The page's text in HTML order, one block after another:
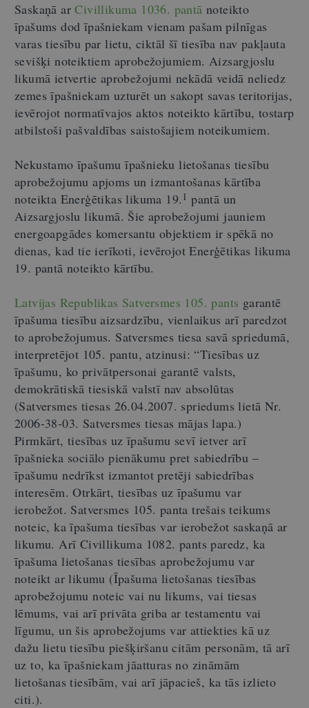
Saskaņā arCivillikuma 1036. pantā noteikto
īpašums dod īpašniekam vienam pašam pilnīgas
varas tiesību par lietu, ciktāl šī tiesība nav pakļauta
sevišķi noteiktiem aprobežojumiem. Aizsargjoslu
likumā ietvertie aprobežojumi nekādā veidā neliedz
zemes īpašniekam uzturēt un sakopt savas teritorijas,
ievērojot normatīvajos aktos noteikto kārtību, tostarp
atbilstoši pašvaldības saistošajiem noteikumiem.
Nekustamo īpašumu īpašnieku lietošanas tiesību
aprobežojumu apjoms un izmantošanas kārtība
noteikta Enerģētikas likuma 19. 1pantā un
Aizsargjoslu likumā. Šie aprobežojumi jauniem
energoapgādes komersantu objektiem ir spēkā no
dienas, kad tie ierīkoti, ievērojot Enerģētikas likuma
19. pantā noteikto kārtību.
Latvijas Republikas Satversmes 105. pants garantē
īpašuma tiesību aizsardzību, vienlaikus arī paredzot
to aprobežojumus. Satversmes tiesa savā spriedumā,
interpretējot 105. pantu, atzinusi: “Tiesības uz
īpašumu, ko privātpersonai garantē valsts,
demokrātiskā tiesiskā valstī nav absolūtas
(Satversmes tiesas 26.04.2007. spriedums lietā Nr.
2006-38-03. Satversmes tiesas mājas lapa.)
Pirmkārt, tiesības uz īpašumu sevī ietver arī
īpašnieka sociālo pienākumu pret sabiedrību –
īpašumu nedrīkst izmantot pretēji sabiedrības
interesēm. Otrkārt, tiesības uz īpašumu var
ierobežot. Satversmes 105. panta trešais teikums
noteic, ka īpašuma tiesības var ierobežot saskaņā ar
likumu. Arī Civillikuma 1082. pants paredz, ka
īpašuma lietošanas tiesības aprobežojumu var
noteikt ar likumu (Īpašuma lietošanas tiesības
aprobežojumu noteic vai nu likums, vai tiesas
lēmums, vai arī privāta griba ar testamentu vai
līgumu, un šis aprobežojums var attiekties kā uz
dažu lietu tiesību piešķiršanu citām personām, tā arī
uz to, ka īpašniekam jāatturas no zināmām
lietošanas tiesībām, vai arī jāpacieš, ka tās izlieto
citi.).